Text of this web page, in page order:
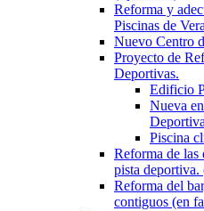
Reforma y
Piscinas de
Nuevo Centro
Proyecto de
Deportivas.
Edificio
Nueva
Piscina
Reforma de las
pista deportiva.
Reforma del
contiguos (en